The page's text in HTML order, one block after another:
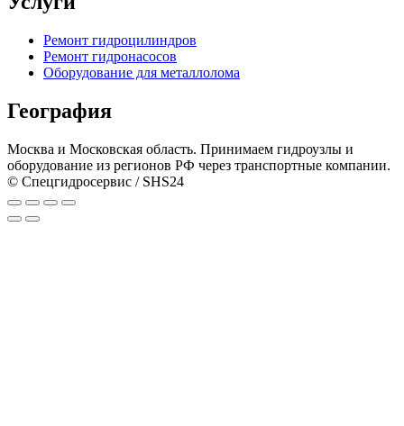
Ремонт гидроцилиндров
Ремонт гидронасосов
Оборудование для металлолома
География
Москва и Московская область. Принимаем гидроузлы и
оборудование из регионов РФ через транспортные компании.
© Спецгидросервис / SHS24